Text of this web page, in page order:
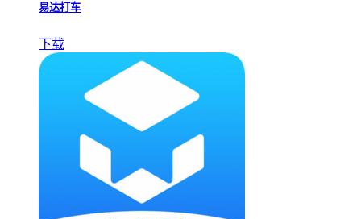
易达打车
下载